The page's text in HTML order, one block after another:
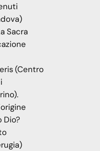
Sacra
(Centro
Dio?